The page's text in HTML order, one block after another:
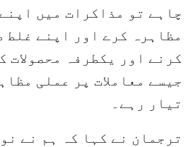
چاہے تو مذاکرات میں
مظاہرہ کرے اور اپنے غلط
کرنے اور یکطرفہ محصولات
جیسے معاملات پر عملی
تیار رہے۔
ترجمان نے کہا کہ ہم نے